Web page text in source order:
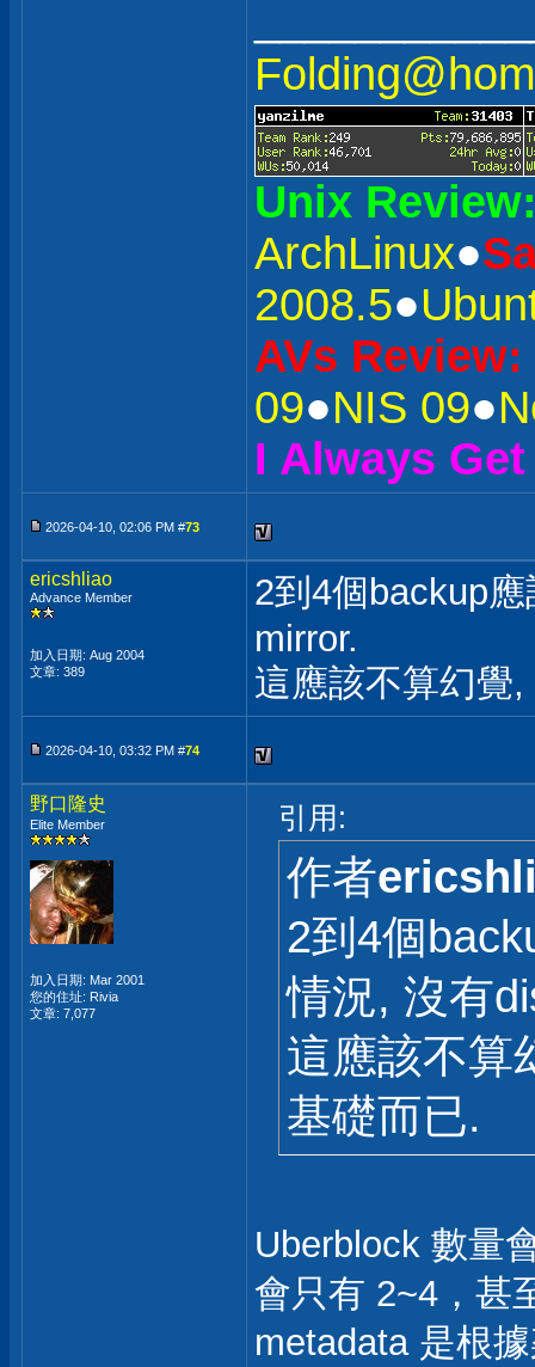
Unix
ArchLinux●
2008.5●
AVs Review:
09●NIS 09●
I Always
2026-04-10, 02:06 PM #73
ericshliao
Advance Member
加入日期: Aug 2004
文章: 389
2到4個backup
mirror.
這應該不算幻覺
2026-04-10, 03:32 PM #74
野口隆史
Elite Member
加入日期: Mar 2001
您的住址: Rivia
文章: 7,077
引用:
作者
2到4個
情況, 沒有
這應該不算
基礎而已.
Uberblock 數量
會只有 2~4，甚
metadata 是根